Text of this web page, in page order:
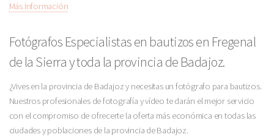
Más Información
Fotógrafos Especialistas en bautizos en Fregenal
de la Sierra y toda la provincia de Badajoz.
¿Vives en la provincia de Badajoz y necesitas un fotógrafo para bautizos.
Nuestros profesionales de fotografía y vídeo te darán el mejor servicio
con el compromiso de ofrecerte la oferta más económica en todas las
ciudades y poblaciones de la provincia de Badajoz.